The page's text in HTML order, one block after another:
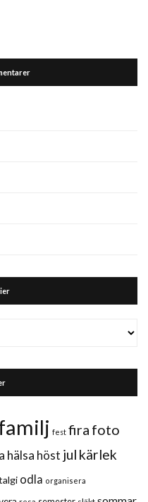
fest fira foto
hälsa höst jul kärlek
odla organisera